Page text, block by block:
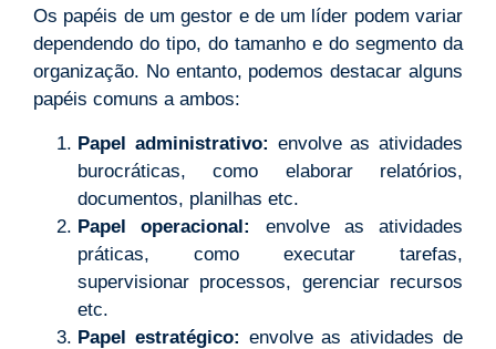
Os papéis de um gestor e de um líder podem variar
dependendo do tipo, do tamanho e do segmento da
organização. No entanto, podemos destacar alguns
papéis comuns a ambos:
Papel administrativo: envolve as atividades
burocráticas, como elaborar relatórios,
documentos, planilhas etc.
Papel operacional:
envolve as atividades
práticas, como executar tarefas,
supervisionar processos, gerenciar recursos
etc.
Papel estratégico: envolve as atividades de